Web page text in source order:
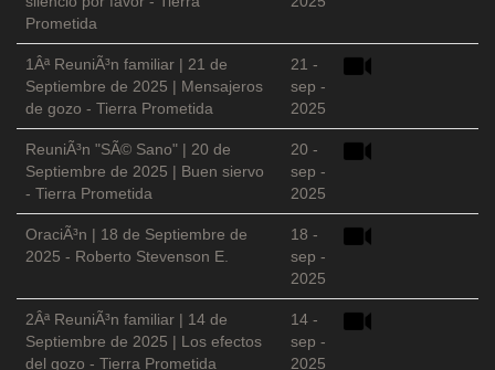
Prometida
1Âª ReuniÃ³n familiar | 21 de
Septiembre de 2025 | Mensajeros
de gozo - Tierra Prometida
21 -
sep -
2025
ReuniÃ³n "SÃ© Sano" | 20 de
Septiembre de 2025 | Buen siervo
- Tierra Prometida
20 -
sep -
2025
OraciÃ³n | 18 de Septiembre de
2025 - Roberto Stevenson E.
18 -
sep -
2025
2Âª ReuniÃ³n familiar | 14 de
Septiembre de 2025 | Los efectos
del gozo - Tierra Prometida
14 -
sep -
2025